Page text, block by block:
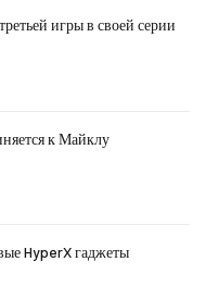
игры в своей серии
к Майклу
HyperX гаджеты